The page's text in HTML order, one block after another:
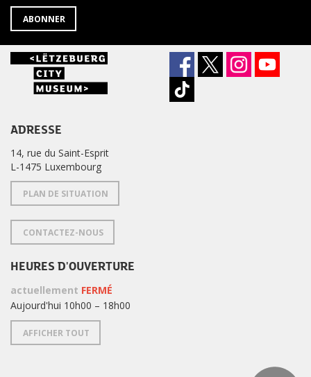
ABONNER
ADRESSE
14, rue du Saint-Esprit
L-1475 Luxembourg
PLAN DE SITUATION
CONTACTEZ-NOUS
HEURES D'OUVERTURE
actuellement FERMÉ
Aujourd'hui 10h00 – 18h00
AFFICHER TOUT